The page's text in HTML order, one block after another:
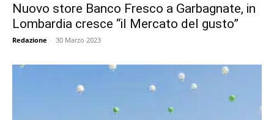
Nuovo store Banco Fresco a Garbagnate, in
Lombardia cresce “il Mercato del gusto”
Redazione - 30 Marzo 2023